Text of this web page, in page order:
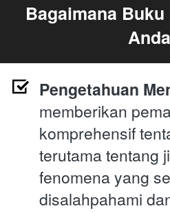
Bagaimana
Pengetahuan
memberikan
komprehensif
terutama tentang
fenomena yang
disalahpahami